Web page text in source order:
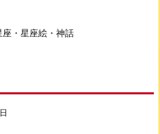
座・星座絵・神話